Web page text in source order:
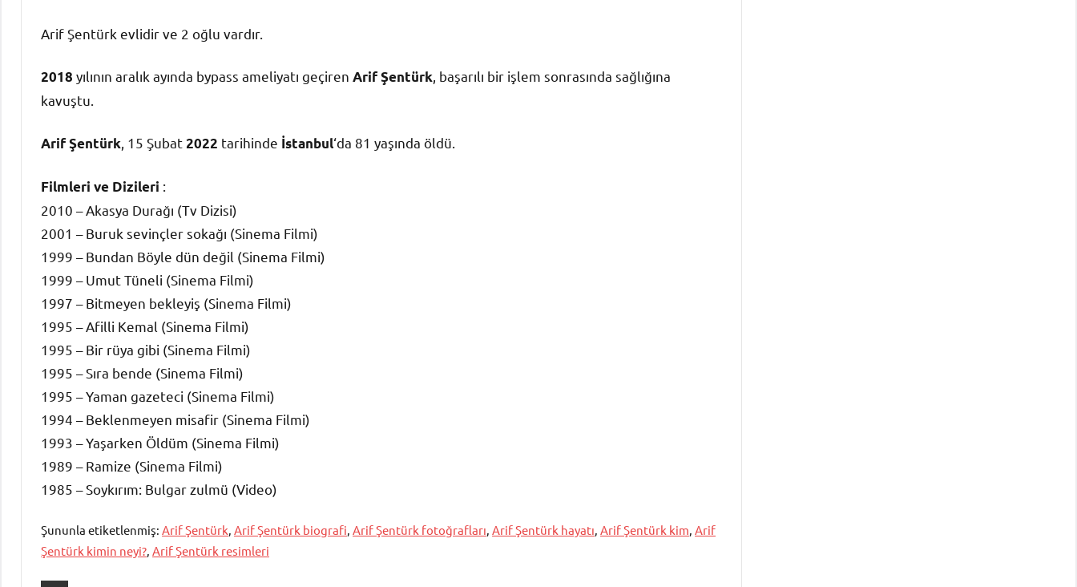
Arif Şentürk evlidir ve 2 oğlu vardır.
2018 yılının aralık ayında bypass ameliyatı geçiren Arif Şentürk , başarılı bir işlem sonrasında sağlığına
kavuştu.
Arif Şentürk , 15 Şubat2022 tarihinde İstanbul‘da 81 yaşında öldü.
Filmleri ve Dizileri :
2010 – Akasya Durağı (Tv Dizisi)
2001 – Buruk sevinçler sokağı (Sinema Filmi)
1999 – Bundan Böyle dün değil (Sinema Filmi)
1999 – Umut Tüneli (Sinema Filmi)
1997 – Bitmeyen bekleyiş (Sinema Filmi)
1995 – Afilli Kemal (Sinema Filmi)
1995 – Bir rüya gibi (Sinema Filmi)
1995 – Sıra bende (Sinema Filmi)
1995 – Yaman gazeteci (Sinema Filmi)
1994 – Beklenmeyen misafir (Sinema Filmi)
1993 – Yaşarken Öldüm (Sinema Filmi)
1989 – Ramize (Sinema Filmi)
1985 – Soykırım: Bulgar zulmü (Video)
Şununla etiketlenmiş: Arif Şentürk, Arif Şentürk biografi, Arif Şentürk fotoğrafları, Arif Şentürk hayatı, Arif Şentürk kim, Arif
Şentürk kimin neyi?, Arif Şentürk resimleri